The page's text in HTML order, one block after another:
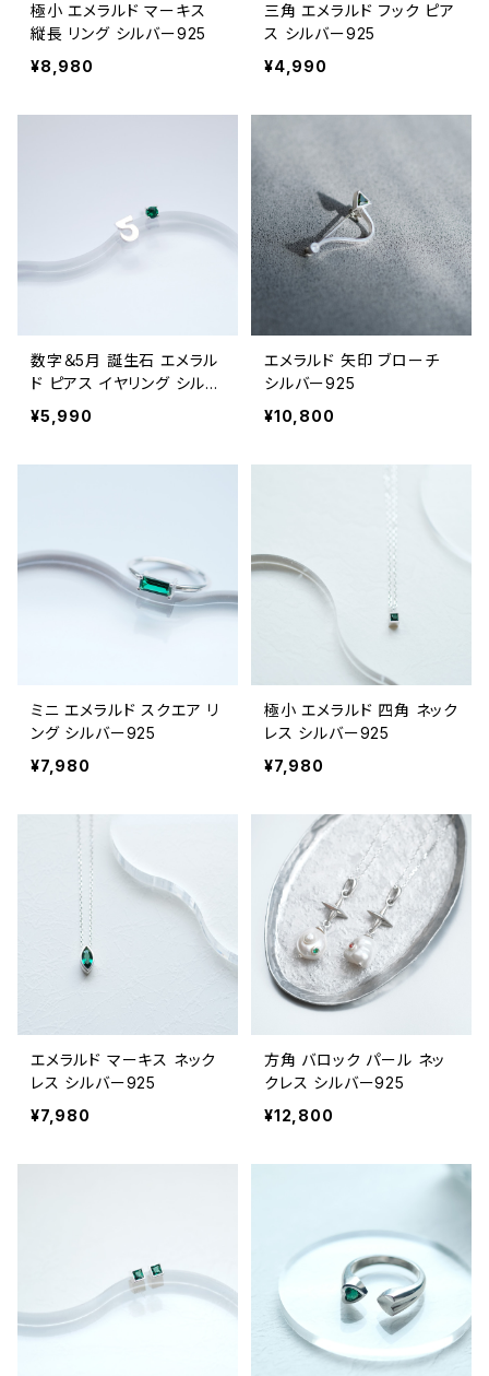
極小 エメラルド マーキス
縦長 リング シルバー925
¥8,980
三角 エメラルド フック ピア
ス シルバー925
¥4,990
数字＆5月 誕生石 エメラル
ド ピアス イヤリング シルバ
ー925
¥5,990
エメラルド 矢印 ブローチ
シルバー925
¥10,800
ミニ エメラルド スクエア リ
ング シルバー925
¥7,980
極小 エメラルド 四角 ネック
レス シルバー925
¥7,980
エメラルド マーキス ネック
レス シルバー925
¥7,980
方角 バロック パール ネッ
クレス シルバー925
¥12,800